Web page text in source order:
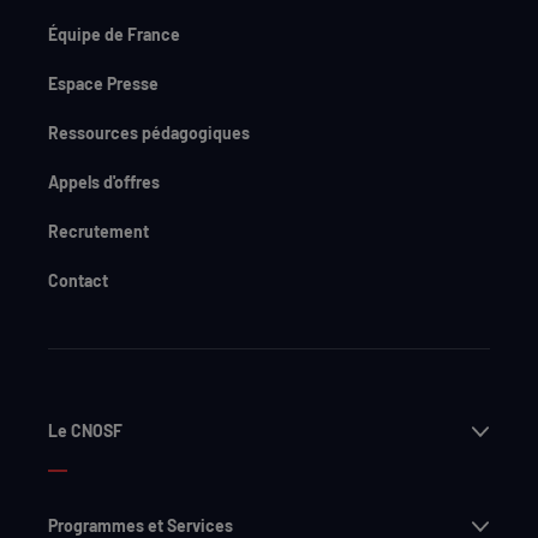
Équipe de France
Espace Presse
Ressources pédagogiques
Appels d'offres
Recrutement
Contact
Le CNOSF
Programmes et Services